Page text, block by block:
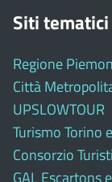
Siti tematici
Regione
Città
UPSLOWTOUR
Turismo Torino
Consorzio
GAL Escartons